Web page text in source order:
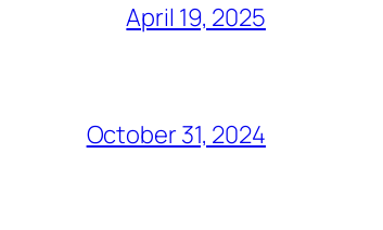
April 19, 2025
October 31, 2024